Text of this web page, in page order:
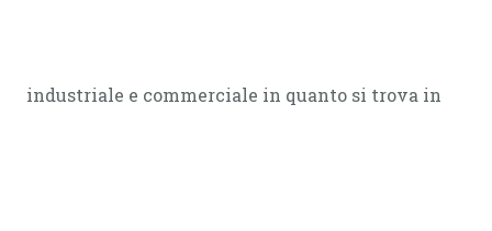
industriale e commerciale in quanto si trova in